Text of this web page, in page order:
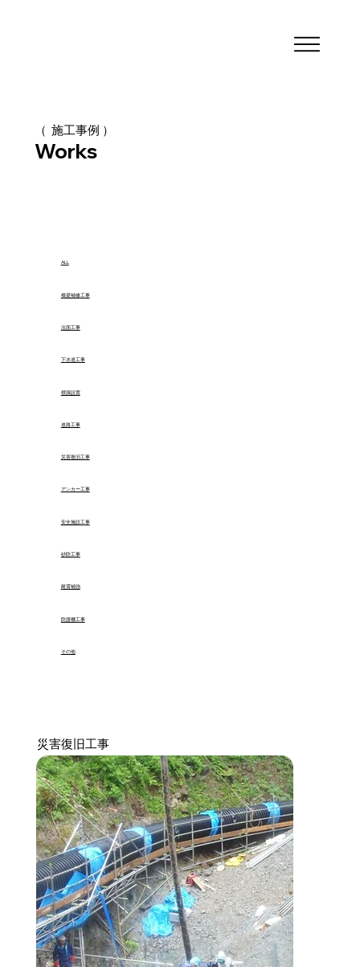
（ 施工事例 ）
Works
ALL
橋梁補修工事
法面工事
下水道工事
標識設置
道路工事
災害復旧工事
アンカー工事
安全施設工事
砂防工事
耐震補強
防護柵工事
その他
災害復旧工事